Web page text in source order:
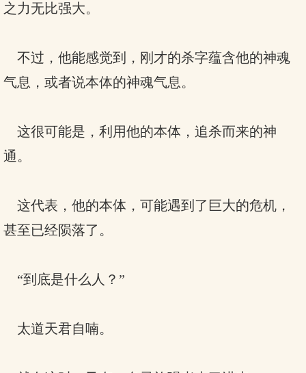
之力无比强大。
不过，他能感觉到，刚才的杀字蕴含他的神魂
气息，或者说本体的神魂气息。
这很可能是，利用他的本体，追杀而来的神
通。
这代表，他的本体，可能遇到了巨大的危机，
甚至已经陨落了。
“到底是什么人？”
太道天君自喃。